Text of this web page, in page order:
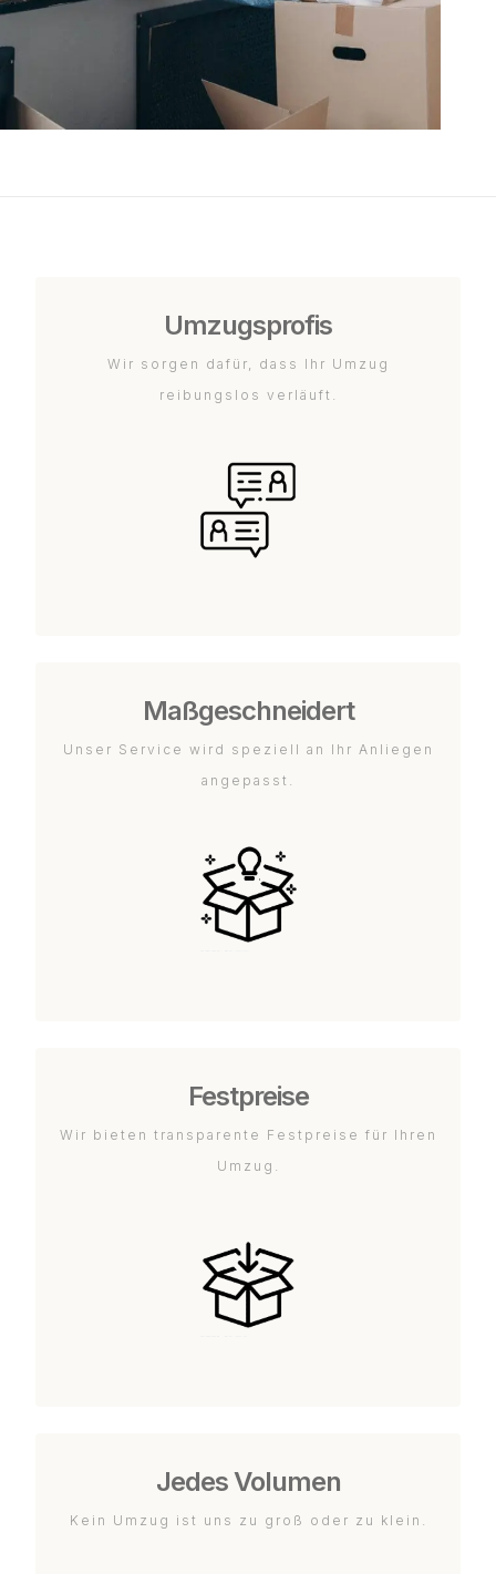
Umzugsprofis
Wir sorgen dafür, dass Ihr Umzug
reibungslos verläuft.
Maßgeschneidert
Unser Service wird speziell an Ihr Anliegen
angepasst.
Festpreise
Wir bieten transparente Festpreise für Ihren
Umzug.
Jedes Volumen
Kein Umzug ist uns zu groß oder zu klein.